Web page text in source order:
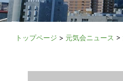
トップページ > 元気会ニュース >